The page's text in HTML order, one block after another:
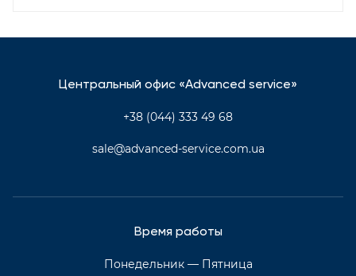
Центральный офис «Advanced service»
+38 (044) 333 49 68
sale@advanced-service.com.ua
Время работы
Понедельник — Пятница